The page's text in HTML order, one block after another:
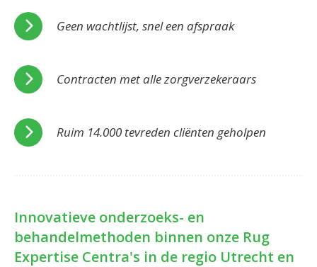
Geen wachtlijst, snel een afspraak
Contracten met alle zorgverzekeraars
Ruim 14.000 tevreden cliënten geholpen
Innovatieve onderzoeks- en
behandelmethoden binnen onze Rug
Expertise Centra's in de regio Utrecht en